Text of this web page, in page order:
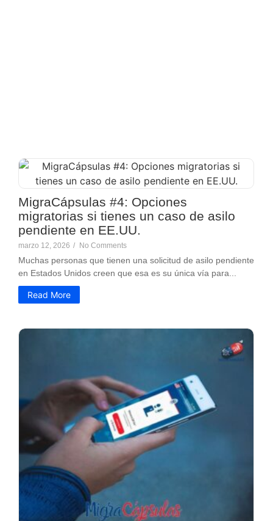
MigraCápsulas #4: Opciones
migratorias si tienes un caso de asilo
pendiente en EE.UU.
marzo 12, 2026 / No Comments
Muchas personas que tienen una solicitud de asilo pendiente
en Estados Unidos creen que esa es su única vía para...
Read More